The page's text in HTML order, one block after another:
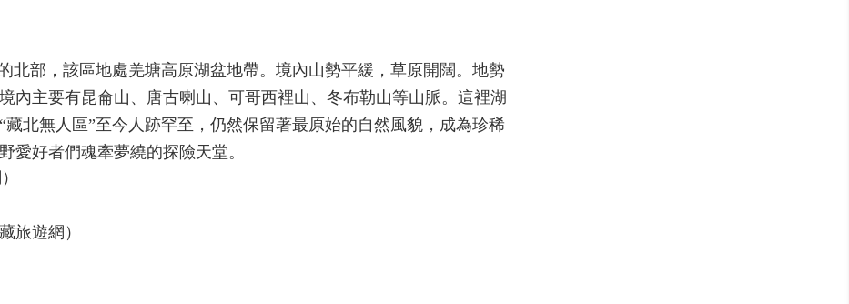
北部，該區地處羌塘高原湖盆地帶。境內山勢平緩，草原開闊。地勢
內主要有昆侖山、唐古喇山、可哥西裡山、冬布勒山等山脈。這裡湖
北無人區”至今人跡罕至，仍然保留著最原始的自然風貌，成為珍稀
愛好者們魂牽夢繞的探險天堂。
旅遊網）